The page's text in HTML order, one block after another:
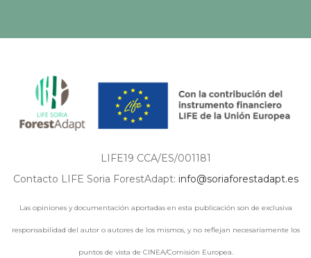
LIFE19 CCA/ES/001181
Contacto LIFE Soria ForestAdapt: info@soriaforestadapt.es
Las opiniones y documentación aportadas en esta publicación son de exclusiva
responsabilidad del autor o autores de los mismos, y no reflejan necesariamente los
puntos de vista de CINEA/Comisión Europea.